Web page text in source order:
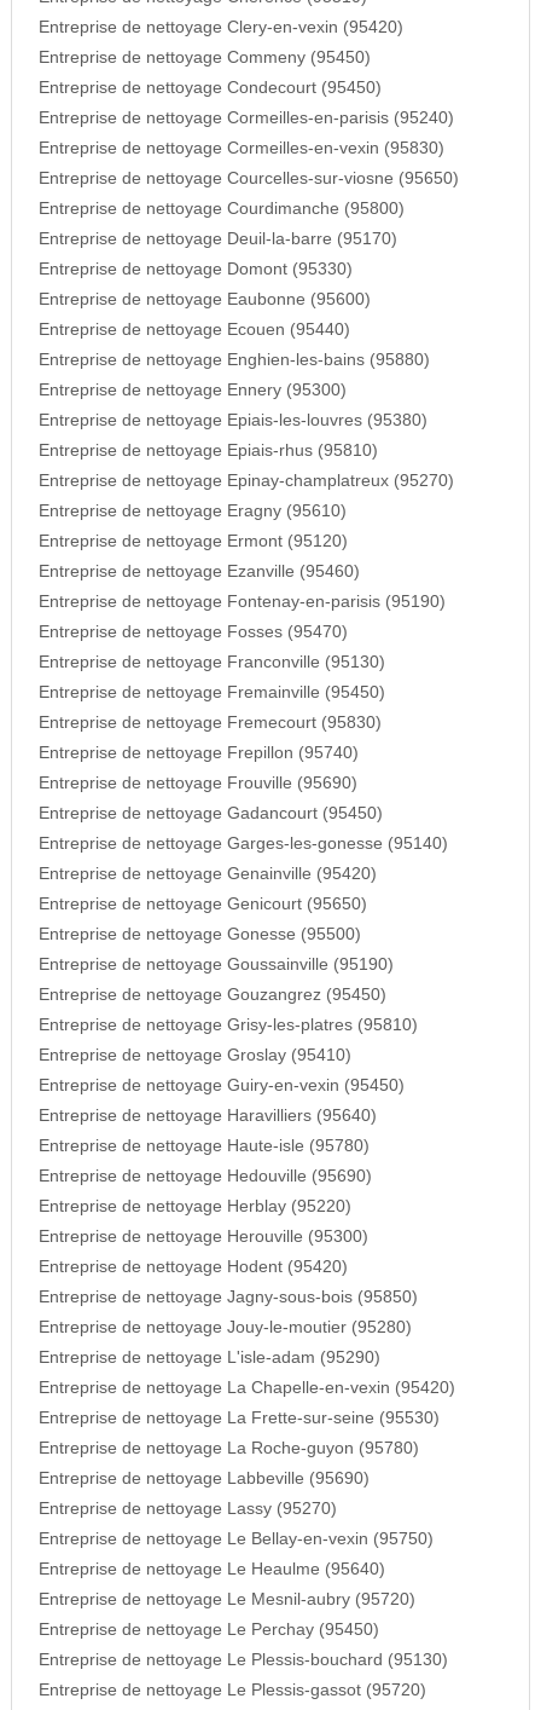
Entreprise de nettoyage Clery-en-vexin (95420)
Entreprise de nettoyage Commeny (95450)
Entreprise de nettoyage Condecourt (95450)
Entreprise de nettoyage Cormeilles-en-parisis (95240)
Entreprise de nettoyage Cormeilles-en-vexin (95830)
Entreprise de nettoyage Courcelles-sur-viosne (95650)
Entreprise de nettoyage Courdimanche (95800)
Entreprise de nettoyage Deuil-la-barre (95170)
Entreprise de nettoyage Domont (95330)
Entreprise de nettoyage Eaubonne (95600)
Entreprise de nettoyage Ecouen (95440)
Entreprise de nettoyage Enghien-les-bains (95880)
Entreprise de nettoyage Ennery (95300)
Entreprise de nettoyage Epiais-les-louvres (95380)
Entreprise de nettoyage Epiais-rhus (95810)
Entreprise de nettoyage Epinay-champlatreux (95270)
Entreprise de nettoyage Eragny (95610)
Entreprise de nettoyage Ermont (95120)
Entreprise de nettoyage Ezanville (95460)
Entreprise de nettoyage Fontenay-en-parisis (95190)
Entreprise de nettoyage Fosses (95470)
Entreprise de nettoyage Franconville (95130)
Entreprise de nettoyage Fremainville (95450)
Entreprise de nettoyage Fremecourt (95830)
Entreprise de nettoyage Frepillon (95740)
Entreprise de nettoyage Frouville (95690)
Entreprise de nettoyage Gadancourt (95450)
Entreprise de nettoyage Garges-les-gonesse (95140)
Entreprise de nettoyage Genainville (95420)
Entreprise de nettoyage Genicourt (95650)
Entreprise de nettoyage Gonesse (95500)
Entreprise de nettoyage Goussainville (95190)
Entreprise de nettoyage Gouzangrez (95450)
Entreprise de nettoyage Grisy-les-platres (95810)
Entreprise de nettoyage Groslay (95410)
Entreprise de nettoyage Guiry-en-vexin (95450)
Entreprise de nettoyage Haravilliers (95640)
Entreprise de nettoyage Haute-isle (95780)
Entreprise de nettoyage Hedouville (95690)
Entreprise de nettoyage Herblay (95220)
Entreprise de nettoyage Herouville (95300)
Entreprise de nettoyage Hodent (95420)
Entreprise de nettoyage Jagny-sous-bois (95850)
Entreprise de nettoyage Jouy-le-moutier (95280)
Entreprise de nettoyage L'isle-adam (95290)
Entreprise de nettoyage La Chapelle-en-vexin (95420)
Entreprise de nettoyage La Frette-sur-seine (95530)
Entreprise de nettoyage La Roche-guyon (95780)
Entreprise de nettoyage Labbeville (95690)
Entreprise de nettoyage Lassy (95270)
Entreprise de nettoyage Le Bellay-en-vexin (95750)
Entreprise de nettoyage Le Heaulme (95640)
Entreprise de nettoyage Le Mesnil-aubry (95720)
Entreprise de nettoyage Le Perchay (95450)
Entreprise de nettoyage Le Plessis-bouchard (95130)
Entreprise de nettoyage Le Plessis-gassot (95720)